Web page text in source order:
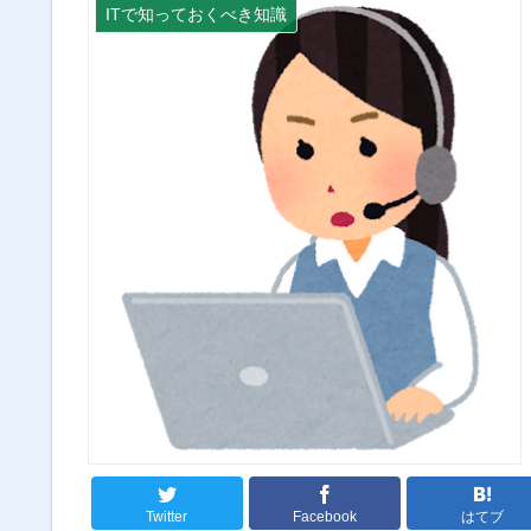
ITで知っておくべき知識
Twitter Facebook はてブ